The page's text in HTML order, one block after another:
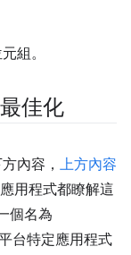
組。
佳化
內容， 上方內容
用程式都瞭解這
個名為
台特定應用程式